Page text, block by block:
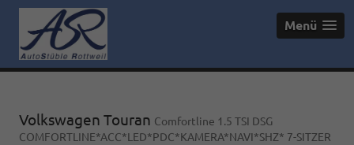
Menü
Volkswagen Touran Comfortline 1.5 TSI DSG
COMFORTLINE*ACC*LED*PDC*KAMERA*NAVI*SHZ* 7-SITZER